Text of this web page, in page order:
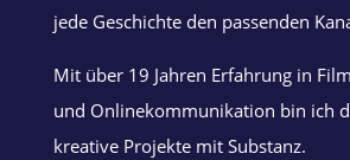
jede Geschichte den passenden
Mit über 19 Jahren Erfahrung in
und Onlinekommunikation bin ich
kreative Projekte mit Substanz.